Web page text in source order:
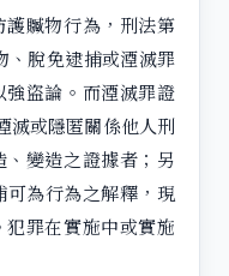
贓物行為，刑法第
、脫免逮捕或湮滅罪
盜論。而湮滅罪證
滅或隱匿關係他人刑
變造之證據者；另
可為行為之解釋，現
罪在實施中或實施